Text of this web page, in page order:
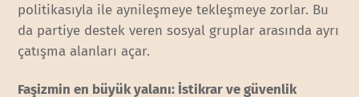
politikasıyla ile aynileşmeye tekleşmeye zorlar. Bu
da partiye destek veren sosyal gruplar arasında ayrı
çatışma alanları açar.
Faşizmin en büyük yalanı: İstikrar ve güvenlik